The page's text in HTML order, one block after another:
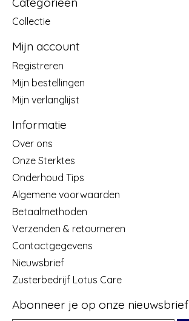
Collectie
Mijn account
Registreren
Mijn bestellingen
Mijn verlanglijst
Informatie
Over ons
Onze Sterktes
Onderhoud Tips
Algemene voorwaarden
Betaalmethoden
Verzenden & retourneren
Contactgegevens
Nieuwsbrief
Zusterbedrijf Lotus Care
Abonneer je op onze nieuwsbrief